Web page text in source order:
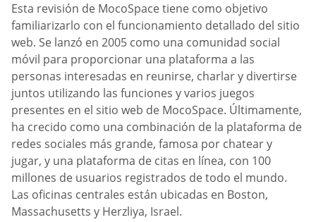
Esta revisión de MocoSpace tiene como objetivo
familiarizarlo con el funcionamiento detallado del sitio
web. Se lanzó en 2005 como una comunidad social
móvil para proporcionar una plataforma a las
personas interesadas en reunirse, charlar y divertirse
juntos utilizando las funciones y varios juegos
presentes en el sitio web de MocoSpace. Últimamente,
ha crecido como una combinación de la plataforma de
redes sociales más grande, famosa por chatear y
jugar, y una plataforma de citas en línea, con 100
millones de usuarios registrados de todo el mundo.
Las oficinas centrales están ubicadas en Boston,
Massachusetts y Herzliya, Israel.